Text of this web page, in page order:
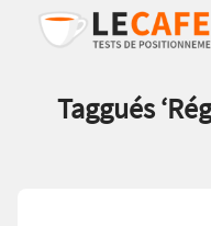
Taggués ‘